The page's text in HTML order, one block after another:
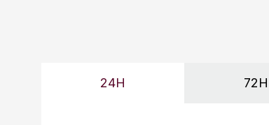
24H 72H